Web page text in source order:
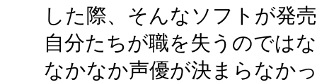
した際、そんなソフトが発
自分たちが職を失うのでは
なかなか声優が決まらなか